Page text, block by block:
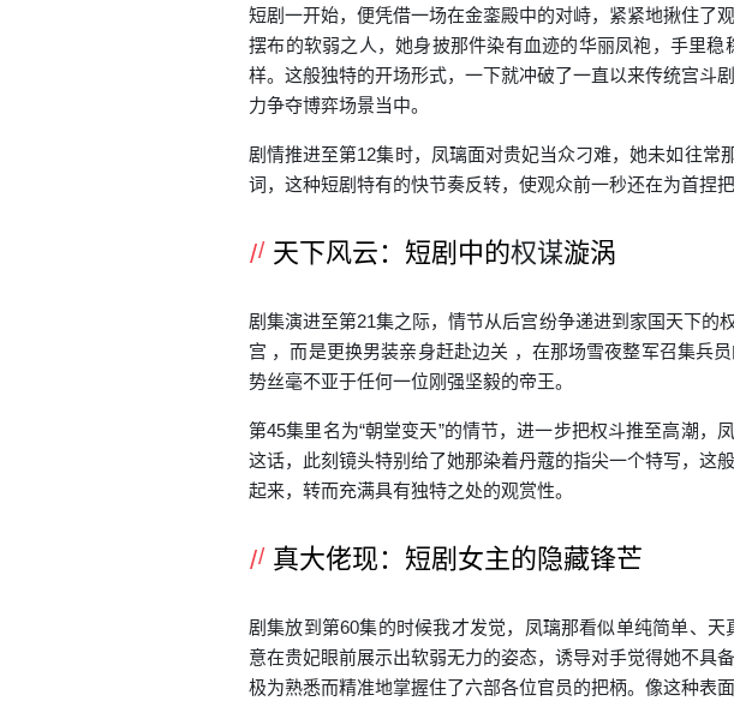
短剧 一开始，便凭借一场在金銮殿中的对峙，紧紧地揪住了
摆布的软弱之人，她身披那件染有血迹的华丽凤袍，手里
样。这般独特的开场形式，一下就冲破了一直以来传统宫斗
力争夺博弈场景当中。
剧情推进至第12集时，凤璃面对贵妃当众刁难，她未如往常
词，这种短剧特有的快节奏反转，使观众前一秒还在为首捏
天下风云：短剧中的权谋漩涡
剧集演进至第21集之际，情节从后宫纷争递进到家国天下
宫 ，而是更换男装亲身赶赴边关 ，在那场雪夜整军召集兵
势丝毫不亚于任何一位刚强坚毅的帝王。
第45集里名为“朝堂变天”的情节，进一步把权斗推至高潮，
这话，此刻镜头特别给了她那染着丹蔻的指尖一个特写，这
起来，转而充满具有独特之处的观赏性。
真大佬现：短剧女主的隐藏锋芒
剧集放到第60集的时候我才发觉，凤璃那看似单纯简单、
意在贵妃眼前展示出软弱无力的姿态，诱导对手觉得她不具
极为熟悉而精准地掌握住了六部各位官员的把柄。像这种表